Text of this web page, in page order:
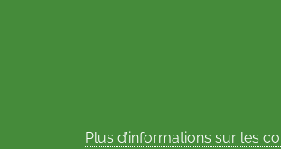
Plus d’informations sur les